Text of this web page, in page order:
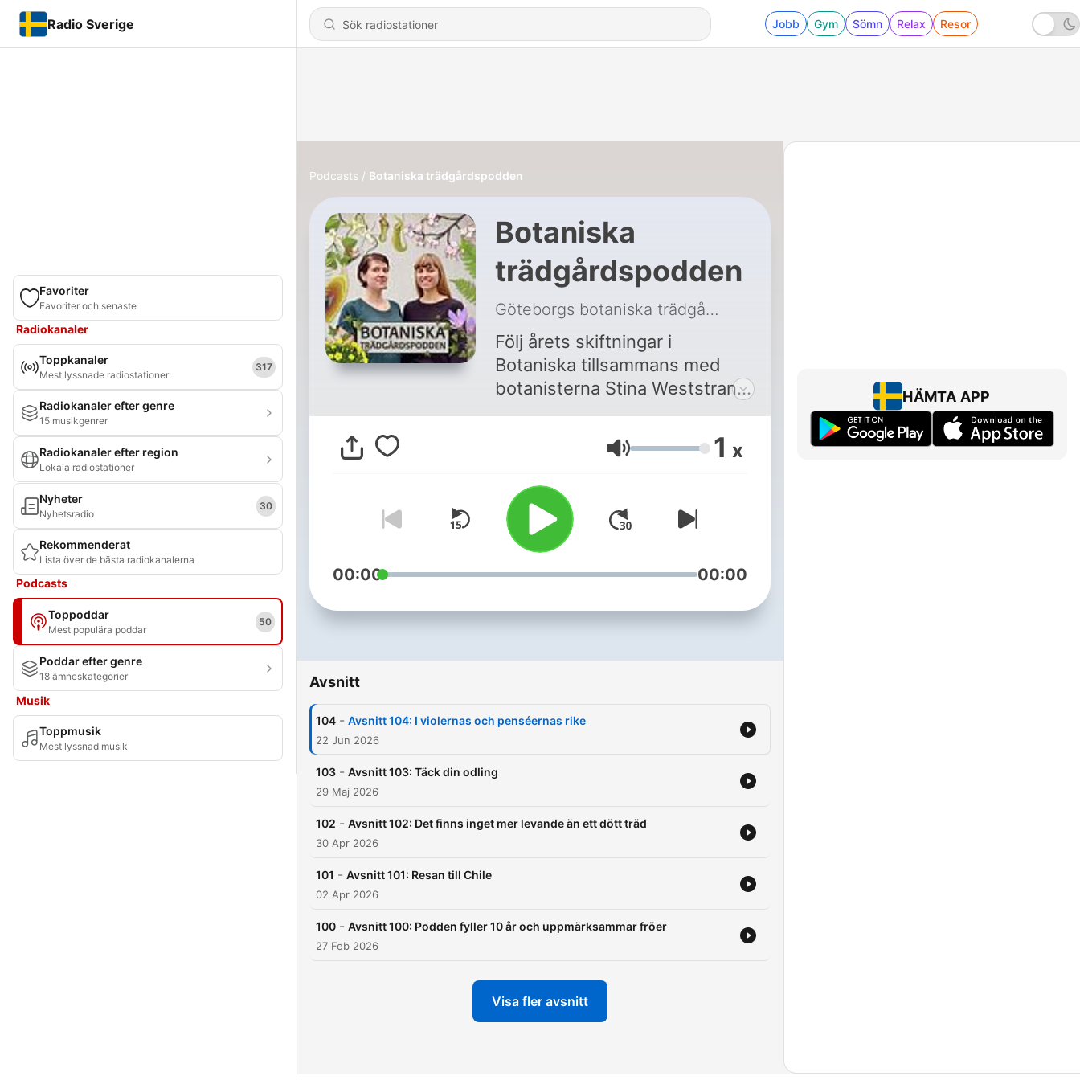
Radio Sverige Jobb Gym Sömn Relax Resor
Favoriter
Favoriter och senaste
Radiokanaler
Toppkanaler
Mest lyssnade radiostationer
317
Radiokanaler efter genre
15 musikgenrer
Radiokanaler efter region
Lokala radiostationer
Nyheter
Nyhetsradio
30
Rekommenderat
Lista över de bästa radiokanalerna
Podcasts
Toppoddar
Mest populära poddar
50
Poddar efter genre
18 ämneskategorier
Musik
Toppmusik
Mest lyssnad musik
Podcasts Botaniska trädgårdspodden
Botaniska
trädgårdspodden
Göteborgs botaniska trädgård
Följ årets skiftningar i
Botaniska tillsammans med
botanisterna Stina Weststrand
och Åsa Krüger. Tillsammans
går ni på upptäcktsfärd i en
trädgård full av sällsynta
växter, hårt trädgårdsarbete,
historier och forskning.
Programledarna diskuterar
högt och lågt kring botanik,
vetenskap och kulturhistoria. I
medarbetare som delar med
– hur man rensar fröer som ett
eller skiljer en äppelsort från
Volym 1 x
00:00 00:00
Avsnitt
104 - Avsnitt 104: I violernas och penséernas rike
22 Jun 2026
103 - Avsnitt 103: Täck din odling
29 Maj 2026
102 - Avsnitt 102: Det finns inget mer levande än ett dött träd
30 Apr 2026
101 - Avsnitt 101: Resan till Chile
02 Apr 2026
100 - Avsnitt 100: Podden fyller 10 år och uppmärksammar fröer
27 Feb 2026
Visa fler avsnitt
HÄMTA APP